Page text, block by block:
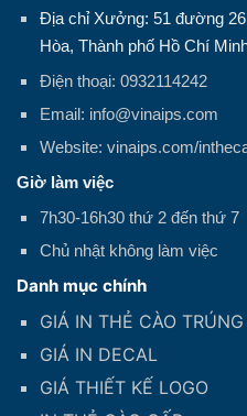
Địa chỉ Xưởng: 51 đường
Hòa, Thành phố Hồ Chí
Điện thoại: 0932114242
Email: info@vinaips.com
Website: vinaips.com/
Giờ làm việc
7h30-16h30 thứ 2 đến thứ 7
Chủ nhật không làm việc
Danh mục chính
GIÁ IN THẺ CÀO
GIÁ IN DECAL
GIÁ THIẾT KẾ LOGO